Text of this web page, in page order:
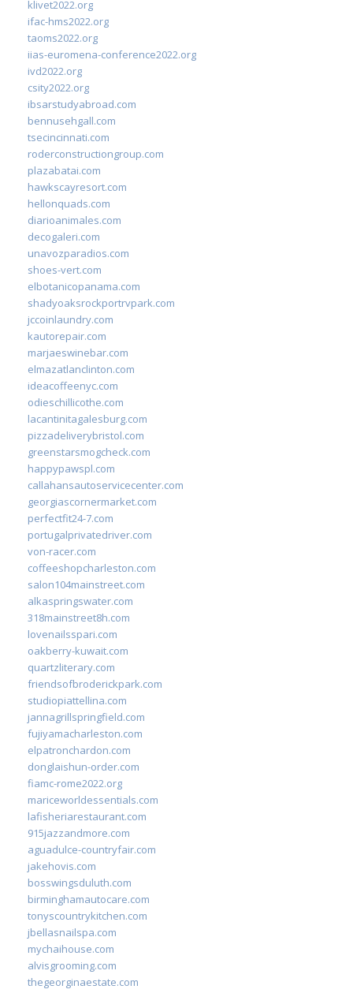
klivet2022.org
ifac-hms2022.org
taoms2022.org
iias-euromena-conference2022.org
ivd2022.org
csity2022.org
ibsarstudyabroad.com
bennusehgall.com
tsecincinnati.com
roderconstructiongroup.com
plazabatai.com
hawkscayresort.com
hellonquads.com
diarioanimales.com
decogaleri.com
unavozparadios.com
shoes-vert.com
elbotanicopanama.com
shadyoaksrockportrvpark.com
jccoinlaundry.com
kautorepair.com
marjaeswinebar.com
elmazatlanclinton.com
ideacoffeenyc.com
odieschillicothe.com
lacantinitagalesburg.com
pizzadeliverybristol.com
greenstarsmogcheck.com
happypawspl.com
callahansautoservicecenter.com
georgiascornermarket.com
perfectfit24-7.com
portugalprivatedriver.com
von-racer.com
coffeeshopcharleston.com
salon104mainstreet.com
alkaspringswater.com
318mainstreet8h.com
lovenailsspari.com
oakberry-kuwait.com
quartzliterary.com
friendsofbroderickpark.com
studiopiattellina.com
jannagrillspringfield.com
fujiyamacharleston.com
elpatronchardon.com
donglaishun-order.com
fiamc-rome2022.org
mariceworldessentials.com
lafisheriarestaurant.com
915jazzandmore.com
aguadulce-countryfair.com
jakehovis.com
bosswingsduluth.com
birminghamautocare.com
tonyscountrykitchen.com
jbellasnailspa.com
mychaihouse.com
alvisgrooming.com
thegeorginaestate.com